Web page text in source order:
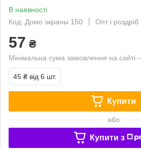
В наявності
Код: Домо экраны 150
Опт і роздріб
57 ₴
Мінімальна сума замовлення на сайті
45 ₴ від 6 шт.
Купити
або
Купити з